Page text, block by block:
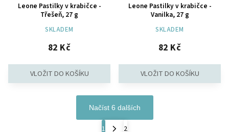
Leone Pastilky v krabičce -
Třešeň, 27 g
SKLADEM
82 Kč
Leone Pastilky v krabičce -
Vanilka, 27 g
SKLADEM
82 Kč
Načíst 6 dalších
1
2